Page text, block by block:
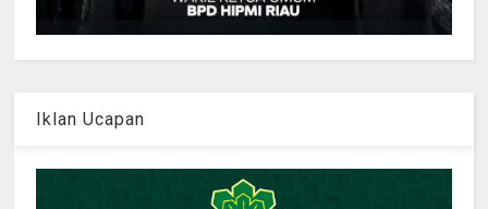
Iklan Ucapan